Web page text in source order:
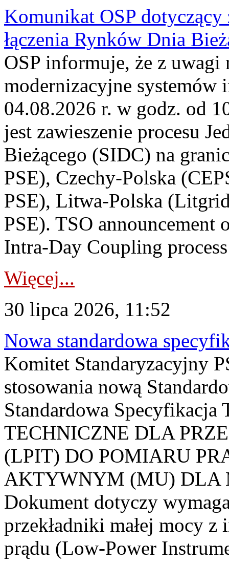
Komunikat OSP dotyczący
łączenia Rynków Dnia
OSP informuje, że z uwagi
modernizacyjne
04.08.2026 r. w godz. od
jest zawieszenie procesu
Bieżącego (SIDC) na
PSE), Czechy-Polska
PSE), Litwa-Polska
PSE). TSO announcement
Intra-Day Coupling
Więcej...
30 lipca 2026, 11:52
Nowa standardowa
Komitet Standaryzacyjny
stosowania nową
Standardowa
TECHNICZNE DLA
(LPIT) DO POMIARU
AKTYWNYM (MU) DLA
Dokument dotyczy
przekładniki małej mocy
prądu (Low-Power